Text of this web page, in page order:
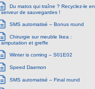
Du matos qui traîne ? Recyclez-le en
serveur de sauvegardes !
SMS automatisé – Bonus round
Chirurgie sur meuble Ikea :
amputation et greffe
Winter is coming – S01E02
Speed Daemon
SMS automatisé – Final round